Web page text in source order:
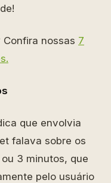
Confira nossas 7
que envolvia
falava sobre os
3 minutos, que
pelo usuário